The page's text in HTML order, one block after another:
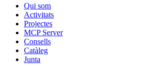
Qui som
Activitats
Projectes
MCP Server
Consells
Catàleg
Junta